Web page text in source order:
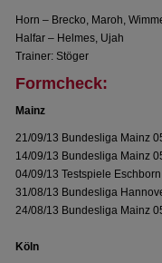
Horn – Brecko, Maroh,
Halfar – Helmes, Ujah
Trainer: Stöger
Formcheck:
Mainz
21/09/13 Bundesliga Mainz
14/09/13 Bundesliga Mainz
04/09/13 Testspiele
31/08/13 Bundesliga
24/08/13 Bundesliga Mainz
Köln